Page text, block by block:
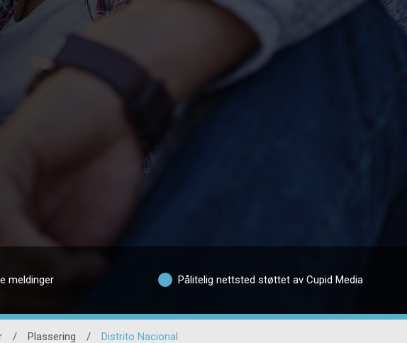
meldinger Pålitelig nettsted støttet av Cupid Media
/ Plassering / Distrito Nacional